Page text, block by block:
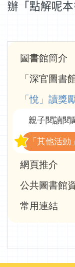
辦 「點解呢
Main
navigation
圖書館簡介
「深官圖書
「悅」讀獎
親子閱讀閱
「其他活動」
網頁推介
公共圖書館
常用連結